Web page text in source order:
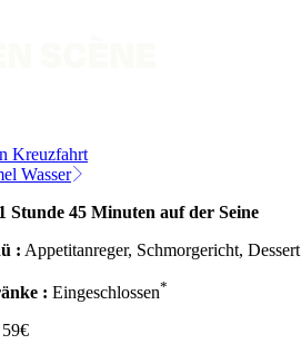
Kreuzfahrt
Wasser
Stunde 45 Minuten auf der Seine
: Appetitanreger, Schmorgericht, Dessert
: Eingeschlossen*
59€